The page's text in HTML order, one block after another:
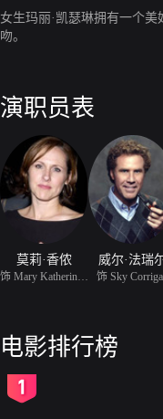
女生玛丽·凯瑟琳拥有一个
吻。
演职员表
莫莉·香侬 威尔·法瑞
饰 Sky
电影排行榜